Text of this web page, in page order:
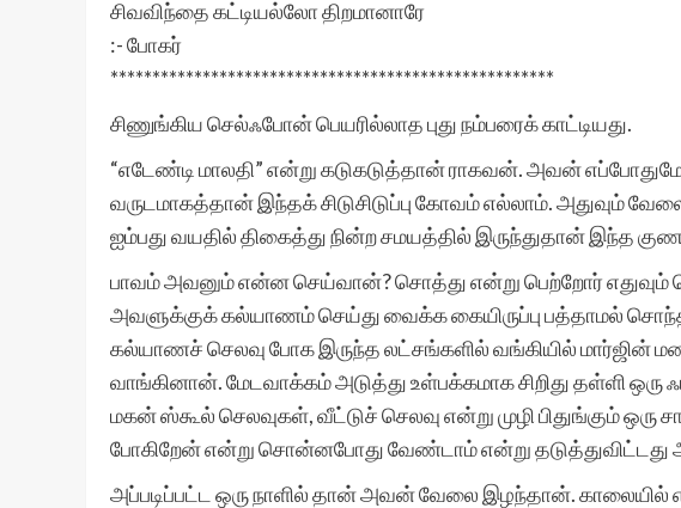
சிவவிந்தை கட்டியல்லோ திறமானாரே
:- போகர்
*****************************************************
சிணுங்கிய செல்ஃபோன் பெயரில்லாத புது நம்பரைக் காட்டியது.
“எடேண்டி மாலதி” என்று கடுகடுத்தான் ராகவன். அவன்
வருடமாகத்தான் இந்தக் சிடுசிடுப்பு கோவம் எல்லாம். அதுவும்
ஐம்பது வயதில் திகைத்து நின்ற சமயத்தில் இருந்துதான் இந்த
பாவம் அவனும் என்ன செய்வான்? சொத்து என்று பெற்றோர் எதுவும்
அவளுக்குக் கல்யாணம் செய்து வைக்க கையிருப்பு பத்தாமல்
கல்யாணச் செலவு போக இருந்த லட்சங்களில் வங்கியில் மார்ஜின்
வாங்கினான். மேடவாக்கம் அடுத்து உள்பக்கமாக சிறிது தள்ளி
மகன் ஸ்கூல் செலவுகள், வீட்டுச் செலவு என்று முழி பிதுங்கும்
போகிறேன் என்று சொன்னபோது வேண்டாம் என்று
அப்படிப்பட்ட ஒரு நாளில் தான் அவன் வேலை இழந்தான்.